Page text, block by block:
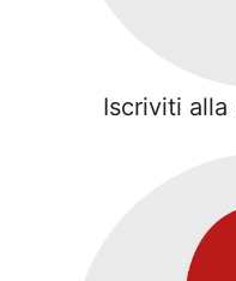
Iscriviti